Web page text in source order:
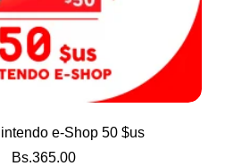
e-Shop 50 $us
Bs.365.00